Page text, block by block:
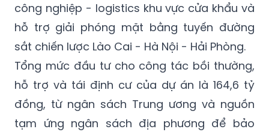
công nghiệp - logistics khu vực cửa khẩu và
hỗ trợ giải phóng mặt bằng tuyến đường
sắt chiến lược Lào Cai - Hà Nội - Hải Phòng.
Tổng mức đầu tư cho công tác bồi thường,
hỗ trợ và tái định cư của dự án là 164,6 tỷ
đồng, từ ngân sách Trung ương và nguồn
tạm ứng ngân sách địa phương để bảo